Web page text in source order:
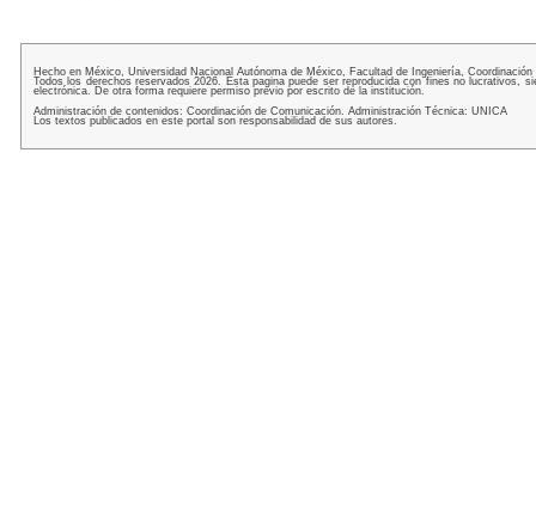
Hecho en México, Universidad Nacional Autónoma de México, Facultad de Ingeniería,
Todos los derechos reservados 2026. Esta pagina puede ser reproducida con fines no lucrativos,
electrónica. De otra forma requiere permiso previo por escrito de la institución.
Administración de contenidos: Coordinación de Comunicación. Administración Técnica: UNICA
Los textos publicados en este portal son responsabilidad de sus autores.